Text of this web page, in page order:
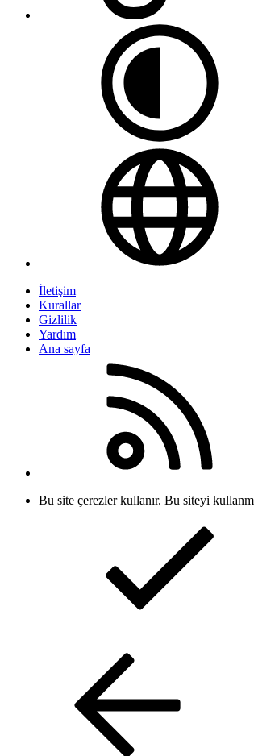
İletişim
Kurallar
Gizlilik
Yardım
Ana sayfa
Bu site çerezler kullanır. Bu siteyi